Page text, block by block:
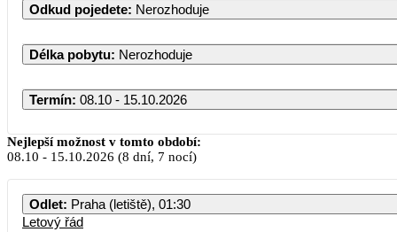
Odkud pojedete: Nerozhoduje
Délka pobytu: Nerozhoduje
Termín: 08.10 - 15.10.2026
Říjen 2026
PO ÚT ST ČT PÁ
Nejlepší možnost v tomto období:
08.10 - 15.10.2026 (8 dní, 7 nocí)
Odlet: Praha (letiště), 01:30
Letový řád